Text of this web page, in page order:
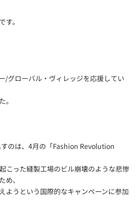
す。
/グローバル・ヴィレッジを応援してい
。
のは、4月の 「Fashion Revolution
こった縫製工場のビル崩壊のような悲惨
め、
ようという国際的なキャンペーンに参加